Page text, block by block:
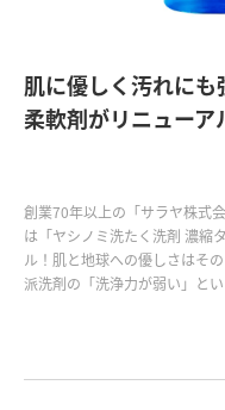
肌に優しく汚れにも
柔軟剤がリニューア
創業70年以上の「サラヤ株式
は「ヤシノミ洗たく洗剤 濃縮
ル！肌と地球への優しさはそ
派洗剤の「洗浄力が弱い」と